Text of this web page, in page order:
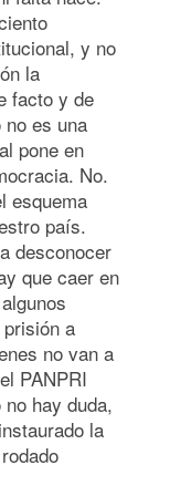
y no
la
facto y de
es una
pone en
No.
esquema
país.
desconocer
que caer en
a
no van a
PANPRI
hay duda,
la